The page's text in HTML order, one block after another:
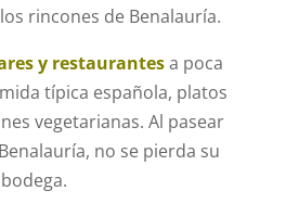
rincones de Benalauría.
y restaurantesa poca
típica española, platos
vegetarianas. Al pasear
no se pierda su